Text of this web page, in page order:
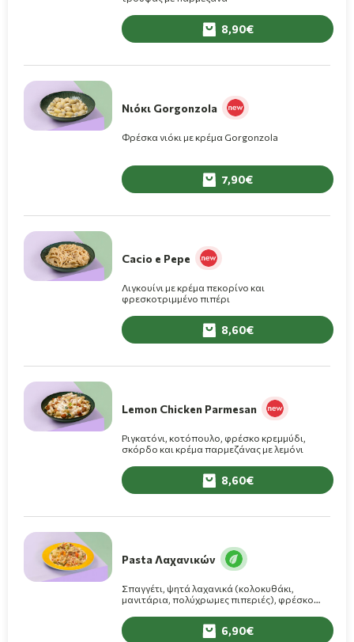
8,90
Νιόκι Gorgonzola
Φρέσκα νιόκι με κρέμα Gorgonzola
7,90
Cacio e Pepe
Λιγκουίνι με κρέμα πεκορίνο και
φρεσκοτριμμένο πιπέρι
8,60
Lemon Chicken Parmesan
Ριγκατόνι, κοτόπουλο, φρέσκο κρεμμύδι,
σκόρδο και κρέμα παρμεζάνας με λεμόνι
8,60
Pasta Λαχανικών
Σπαγγέτι, ψητά λαχανικά (κολοκυθάκι,
μανιτάρια, πολύχρωμες πιπεριές), φρέσκο
6,90